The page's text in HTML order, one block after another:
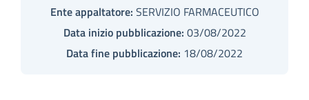
Ente appaltatore: SERVIZIO FARMACEUTICO
Data inizio pubblicazione: 03/08/2022
Data fine pubblicazione: 18/08/2022